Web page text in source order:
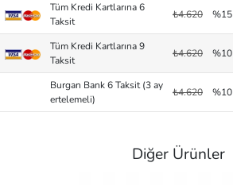
Tüm Kredi Kartlarına 6
Taksit
₺4.620 %15
Tüm Kredi Kartlarına 9
Taksit
₺4.620 %10
Burgan Bank 6 Taksit (3 ay
ertelemeli)
₺4.620 %10
Diğer Ürünler